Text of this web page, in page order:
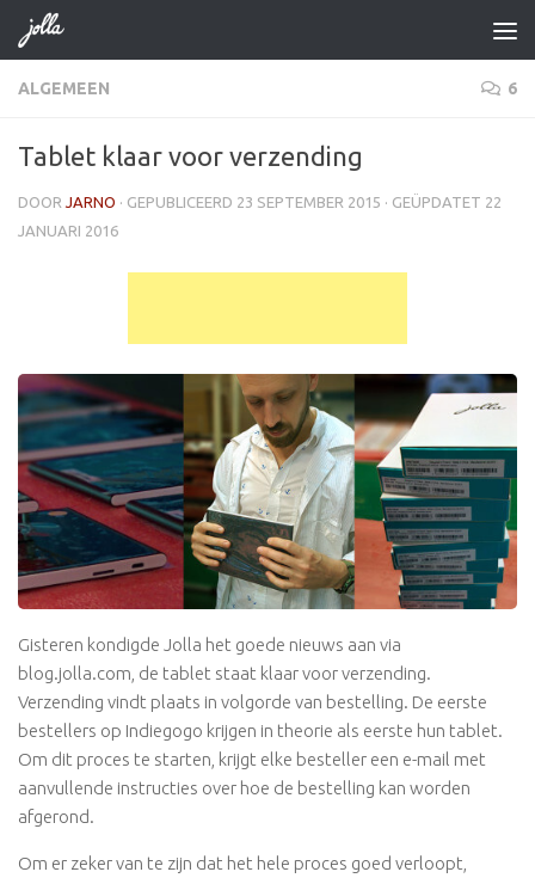
Doorgaan naar inhoud
ALGEMEEN 6
Tablet klaar voor verzending
DOOR JARNO · GEPUBLICEERD 23 SEPTEMBER 2015 · GEÜPDATET 22
JANUARI 2016
Gisteren kondigde Jolla het goede nieuws aan via
blog.jolla.com, de tablet staat klaar voor verzending.
Verzending vindt plaats in volgorde van bestelling. De eerste
bestellers op Indiegogo krijgen in theorie als eerste hun tablet.
Om dit proces te starten, krijgt elke besteller een e-mail met
aanvullende instructies over hoe de bestelling kan worden
afgerond.
Om er zeker van te zijn dat het hele proces goed verloopt,